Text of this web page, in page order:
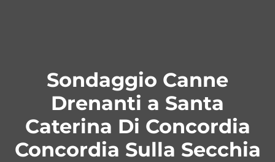
Sondaggio Canne
Drenanti a Santa
Caterina Di Concordia
Concordia Sulla Secchia